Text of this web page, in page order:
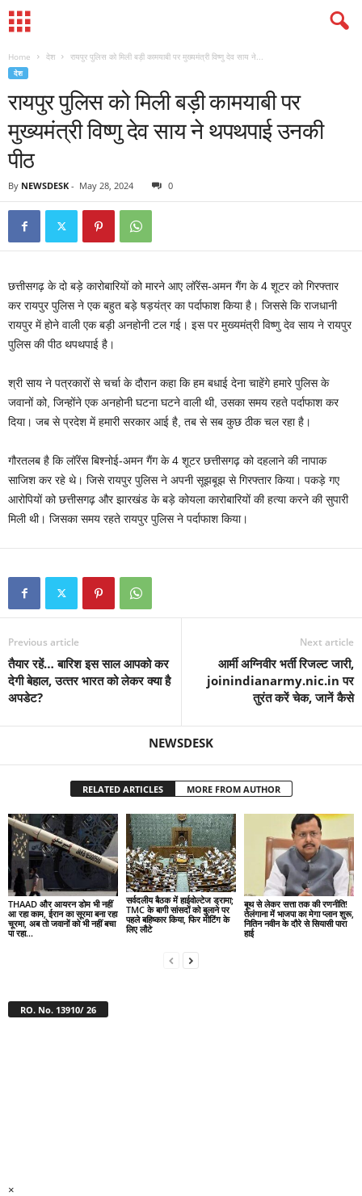
Home देश रायपुर पुलिस को मिली बड़ी कामयाबी पर मुख्यमंत्री विष्णु देव साय ने...
देश
रायपुर पुलिस को मिली बड़ी कामयाबी पर
मुख्यमंत्री विष्णु देव साय ने थपथपाई उनकी
पीठ
By NEWSDESK - May 28, 2024 0
छत्तीसगढ़ के दो बड़े कारोबारियों को मारने आए लॉरेंस-अमन गैंग के 4 शूटर को गिरफ्तार
कर रायपुर पुलिस ने एक बहुत बड़े षड़यंत्र का पर्दाफाश किया है। जिससे कि राजधानी
रायपुर में होने वाली एक बड़ी अनहोनी टल गई। इस पर मुख्यमंत्री विष्णु देव साय ने रायपुर
पुलिस की पीठ थपथपाई है।
श्री साय ने पत्रकारों से चर्चा के दौरान कहा कि हम बधाई देना चाहेंगे हमारे पुलिस के
जवानों को, जिन्होंने एक अनहोनी घटना घटने वाली थी, उसका समय रहते पर्दाफाश कर
दिया। जब से प्रदेश में हमारी सरकार आई है, तब से सब कुछ ठीक चल रहा है।
गौरतलब है कि लॉरेंस बिश्नोई-अमन गैंग के 4 शूटर छत्तीसगढ़ को दहलाने की नापाक
साजिश कर रहे थे। जिसे रायपुर पुलिस ने अपनी सूझबूझ से गिरफ्तार किया। पकड़े गए
आरोपियों को छत्तीसगढ़ और झारखंड के बड़े कोयला कारोबारियों की हत्या करने की सुपारी
मिली थी। जिसका समय रहते रायपुर पुलिस ने पर्दाफाश किया।
Previous article
तैयार रहें… बारिश इस साल आपको कर
देगी बेहाल, उत्‍तर भारत को लेकर क्‍या है
अपडेट?
Next article
आर्मी अग्निवीर भर्ती रिजल्ट जारी,
joinindianarmy.nic.in पर
तुरंत करें चेक, जानें कैसे
NEWSDESK
RELATED ARTICLES MORE FROM AUTHOR
THAAD और आयरन डोम भी नहीं
आ रहा काम, ईरान का सूरमा बना रहा
चूरमा, अब तो जवानों को भी नहीं बचा
पा रहा...
सर्वदलीय बैठक में हाईवोल्टेज ड्रामा;
TMC के बागी सांसदों को बुलाने पर
पहले बहिष्कार किया, फिर मीटिंग के
लिए लौटे
बूथ से लेकर सत्ता तक की रणनीति!
तेलंगाना में भाजपा का मेगा प्लान शुरू,
नितिन नवीन के दौरे से सियासी पारा
हाई
RO. No. 13910/ 26
×